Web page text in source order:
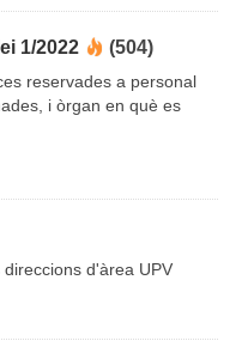
1/2022 (504)
reservades a personal
i òrgan en què es
d'àrea UPV